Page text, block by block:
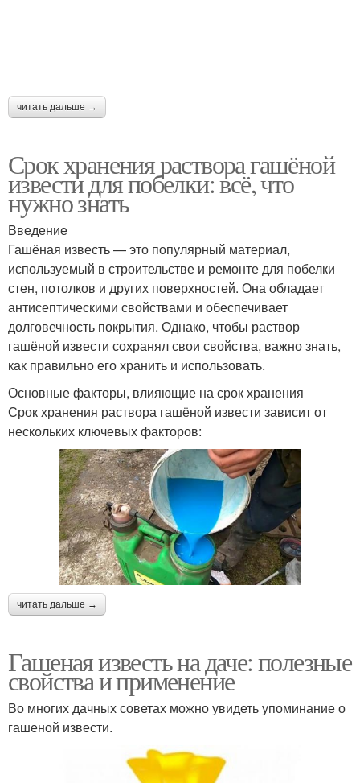
Известь без потери
Известь в сухом
состоянии
Извести в сухом
Известь при
неправильном
хранении
Известь к
использованию
Известь при
Известь в
Известь в пищевой
промышленности
Известь в
лабораториях
Комовая известь Известь в экологии
Извести от ооо
Извести в
читать дальше →
Срок хранения раствора гашёной
извести для побелки: всё, что
нужно знать
Введение
Гашёная известь — это популярный материал,
используемый в строительстве и ремонте для побелки
стен, потолков и других поверхностей. Она обладает
антисептическими свойствами и обеспечивает
долговечность покрытия. Однако, чтобы раствор
гашёной извести сохранял свои свойства, важно знать,
как правильно его хранить и использовать.
Основные факторы, влияющие на срок хранения
Срок хранения раствора гашёной извести зависит от
нескольких ключевых факторов:
читать дальше →
Гашеная известь на даче: полезные
свойства и применение
Во многих дачных советах можно увидеть упоминание о
гашеной извести.